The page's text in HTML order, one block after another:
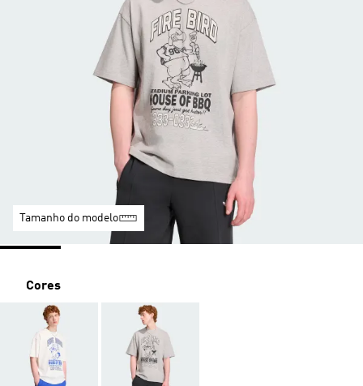
Tamanho do modelo
Cores